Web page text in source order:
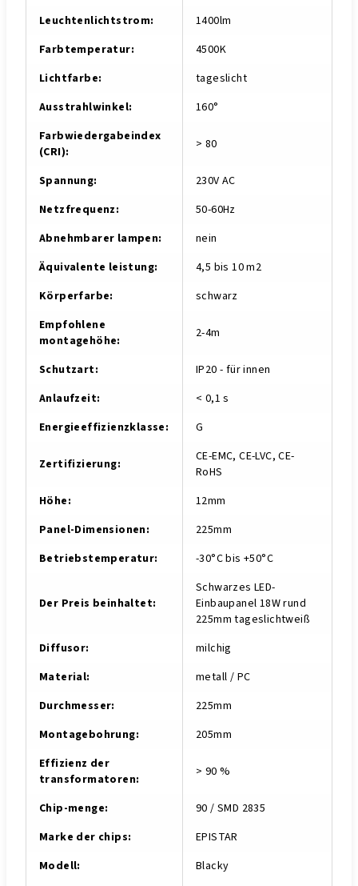
Leuchtenlichtstrom:
1400lm
Farbtemperatur:
4500K
Lichtfarbe:
tageslicht
Ausstrahlwinkel:
160°
Farbwiedergabeindex
(CRI): > 80
Spannung:
230V AC
Netzfrequenz:
50-60Hz
Abnehmbarer lampen:
nein
Äquivalente leistung:
4,5 bis 10 m2
Körperfarbe:
schwarz
Empfohlene
montagehöhe: 2-4m
Schutzart:
IP20 - für innen
Anlaufzeit:
< 0,1 s
Energieeffizienzklasse: G
Zertifizierung:
CE-EMC, CE-LVC, CE-
RoHS
Höhe:
12mm
Panel-Dimensionen:
225mm
Betriebstemperatur: -30°C bis +50°C
Der Preis beinhaltet:
Schwarzes LED-
Einbaupanel 18W rund
225mm tageslichtweiß
Diffusor:
milchig
Material:
metall / PC
Durchmesser:
225mm
Montagebohrung:
205mm
Effizienz der
transformatoren: > 90 %
Chip-menge:
90 / SMD 2835
Marke der chips:
EPISTAR
Modell: Blacky